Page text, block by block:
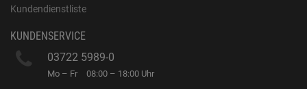
Kundendienstliste
KUNDENSERVICE
03722 5989-0
Mo – Fr 08:00 – 18:00 Uhr